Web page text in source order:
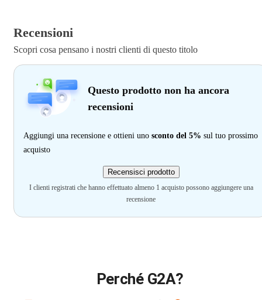
Recensioni
Scopri cosa pensano i nostri clienti di questo titolo
Questo prodotto non ha ancora
recensioni
Aggiungi una recensione e ottieni uno sconto del 5% sul tuo prossimo
acquisto
Recensisci prodotto
I clienti registrati che hanno effettuato almeno 1 acquisto possono aggiungere una
recensione
Perché G2A?